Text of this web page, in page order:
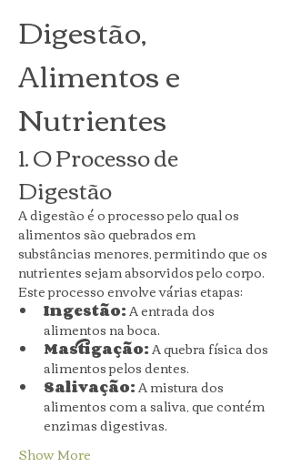
Digestão,
Alimentos e
Nutrientes
1. O Processo de
Digestão
A digestão é o processo pelo qual os
alimentos são quebrados em
substâncias menores, permitindo que os
nutrientes sejam absorvidos pelo corpo.
Este processo envolve várias etapas:
Ingestão: A entrada dos
alimentos na boca.
Mastigação: A quebra física dos
alimentos pelos dentes.
Salivação: A mistura dos
alimentos com a saliva, que contém
enzimas digestivas.
Show More